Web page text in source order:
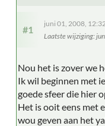
#1
juni 01, 2008,
Laatste wijziging:
Nou het is zover we
Ik wil beginnen met
goede sfeer die hier
Het is ooit eens met
wou geven aan het